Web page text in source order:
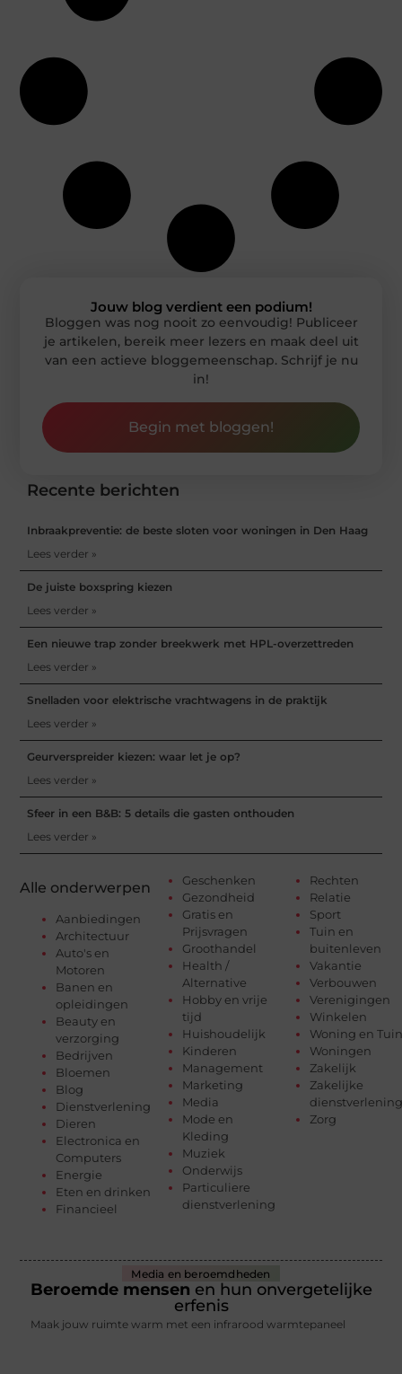
Alle onderwerpen
Aanbiedingen
Architectuur
Auto's en
Motoren
Banen en
opleidingen
Beauty en
verzorging
Bedrijven
Bloemen
Blog
Dienstverlening
Dieren
Electronica en
Computers
Energie
Eten en drinken
Financieel
Geschenken
Gezondheid
Gratis en
Prijsvragen
Groothandel
Health /
Alternative
Hobby en vrije
tijd
Huishoudelijk
Kinderen
Management
Marketing
Media
Mode en
Kleding
Muziek
Onderwijs
Particuliere
dienstverlening
Rechten
Relatie
Sport
Tuin en
buitenleven
Vakantie
Verbouwen
Verenigingen
Winkelen
Woning en Tuin
Woningen
Zakelijk
Zakelijke
dienstverlening
Zorg
Recente berichten
Inbraakpreventie: de beste sloten voor woningen in Den Haag
Lees verder »
De juiste boxspring kiezen
Lees verder »
Een nieuwe trap zonder breekwerk met HPL-overzettreden
Lees verder »
Snelladen voor elektrische vrachtwagens in de praktijk
Lees verder »
Geurverspreider kiezen: waar let je op?
Lees verder »
Sfeer in een B&B: 5 details die gasten onthouden
Lees verder »
Jouw blog verdient een podium!
Bloggen was nog nooit zo eenvoudig! Publiceer
je artikelen, bereik meer lezers en maak deel uit
van een actieve bloggemeenschap. Schrijf je nu
in!
Begin met bloggen!
Media en beroemdheden
Beroemde mensen en hun onvergetelijke
erfenis
Maak jouw ruimte warm met een infrarood warmtepaneel